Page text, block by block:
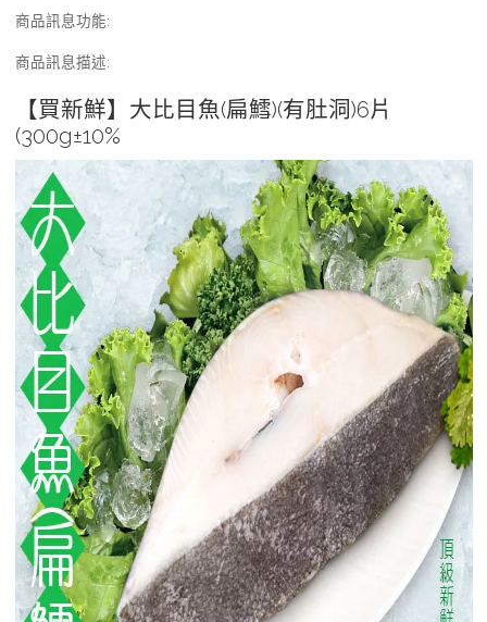
商品訊息功能:
商品訊息描述:
【買新鮮】大比目魚(扁鱈)(有肚洞)6片
(300g±10%